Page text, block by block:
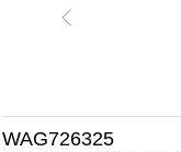
WAG726325